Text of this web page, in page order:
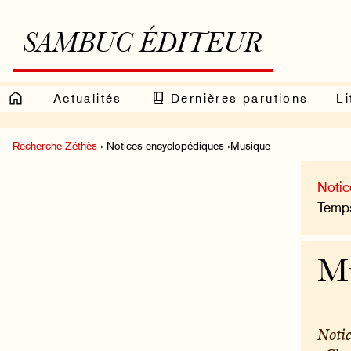
SAMBUC ÉDITEUR
Actualités Dernières parutions
Recherche Zéthès › Notices encyclopédiques ›Musique